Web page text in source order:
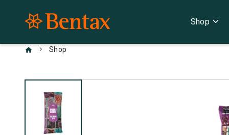
Shop expand_more
chevron_right Shop